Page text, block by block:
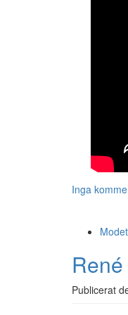
Inga
Publicerat